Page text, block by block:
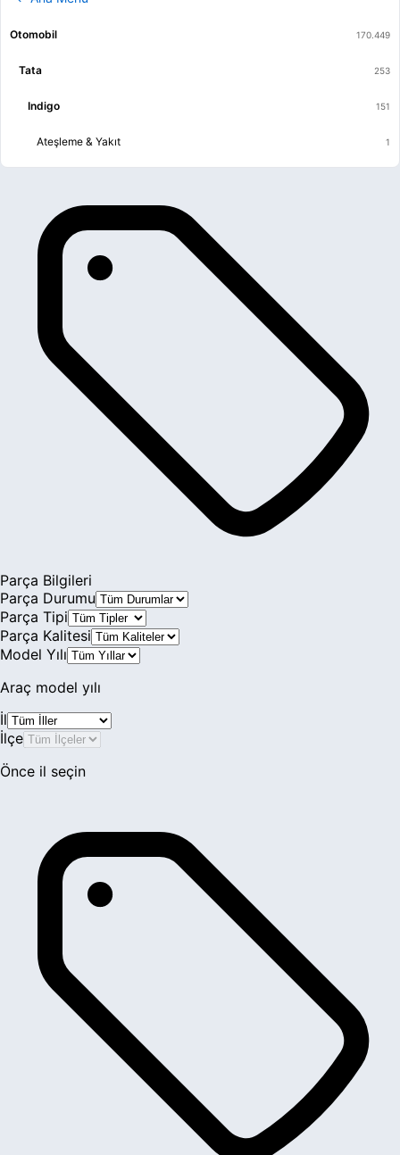
Otomobil
Tata
Indigo
Ateşleme & Yakıt
Elektrik
Fren & Debriyaj
Isıtma & Havalandırma & Klima
Mekanik
Şanzıman & Vites
Parça Bilgileri
Parça Durumu
Parça Tipi
Parça Kalitesi
Model Yılı
Araç model yılı
İl
İlçe
Önce il seçin